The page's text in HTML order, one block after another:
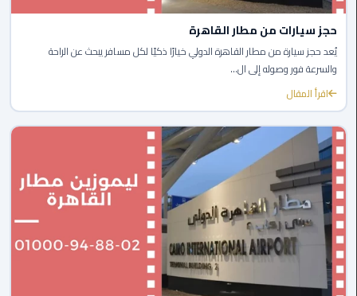
ليموزين
مصر
الجديدة
ليموزين
مدينة
نصر
ليموزين
القاهرة
ليموزين
مصر
حجز سيارات من مطار القاهرة
يُعد حجز سيارة من مطار القاهرة الدولي خيارًا ذكيًا لكل مسافر يبحث عن الراحة
والسرعة فور وصوله إلى ال...
اقرأ المقال